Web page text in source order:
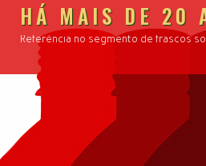
HÁ MAIS DE 20
Referência no segmento de frascos